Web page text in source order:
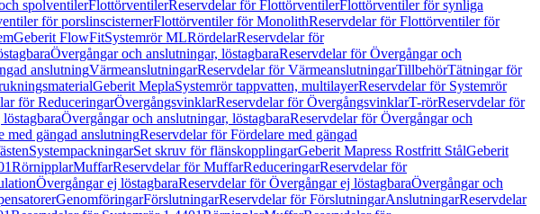
spolventilerFlottörventilerReservdelar för FlottörventilerFlottörventiler för synliga
för porslinscisternerFlottörventiler för MonolithReservdelar för Flottörventiler för
Geberit FlowFitSystemrör MLRördelarReservdelar för
Övergångar och anslutningar, löstagbaraReservdelar för Övergångar och
anslutningVärmeanslutningarReservdelar för VärmeanslutningarTillbehörTätningar för
Geberit MeplaSystemrör tappvatten, multilayerReservdelar för Systemrör
för ReduceringarÖvergångsvinklarReservdelar för ÖvergångsvinklarT-rörReservdelar för
Övergångar och anslutningar, löstagbaraReservdelar för Övergångar och
med gängad anslutningReservdelar för Fördelare med gängad
SystempackningarSet skruv för flänskopplingarGeberit Mapress Rostfritt StålGeberit
RörnipplarMuffarReservdelar för MuffarReduceringarReservdelar för
Övergångar ej löstagbaraReservdelar för Övergångar ej löstagbaraÖvergångar och
GenomföringarFörslutningarReservdelar för FörslutningarAnslutningarReservdelar